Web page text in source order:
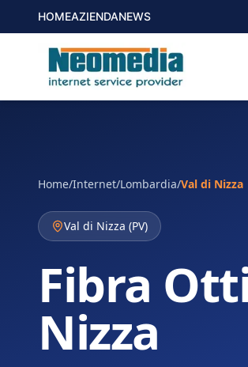
HOMEAZIENDANEWS
Home/Internet/Lombardia/Val di Nizza
Val di Nizza (PV)
Fibra
Nizza